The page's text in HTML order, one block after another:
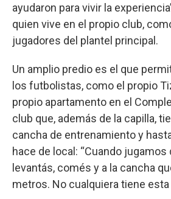
ayudaron para vivir la
quien vive en el propio club,
jugadores del plantel principal.
Un amplio predio es el que
los futbolistas, como el propio
propio apartamento en el
club que, además de la capilla,
cancha de entrenamiento y
hace de local: “Cuando jugamos
levantás, comés y a la cancha
metros. No cualquiera tiene